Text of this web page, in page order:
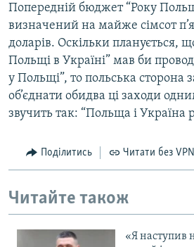
Попередній бюджет “Року
визначений на майже сімсот
доларів. Оскільки планується,
Польщі в Україні” мав би
у Польщі”, то польська сторона
об’єднати обидва ці заходи
звучить так: “Польща і Україна
Поділитись Читати без VPN
Читайте також
«Я наступив